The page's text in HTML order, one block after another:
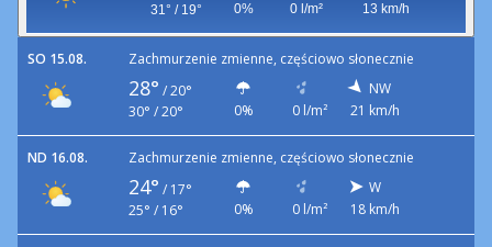
31° / 19°
0% 0 l/m²
13 km/h
SO 15.08. Zachmurzenie zmienne, częściowo słonecznie
28° / 20°
30° / 20°
0% 0 l/m²
NW
21 km/h
ND 16.08. Zachmurzenie zmienne, częściowo słonecznie
24° / 17°
25° / 16°
0% 0 l/m²
W
18 km/h